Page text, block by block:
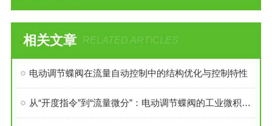
相关文章 RELATED ARTICLES
电动调节蝶阀在流量自动控制中的结构优化与控制特性
从“开度指令”到“流量微分”：电动调节蝶阀的工业微积分革命